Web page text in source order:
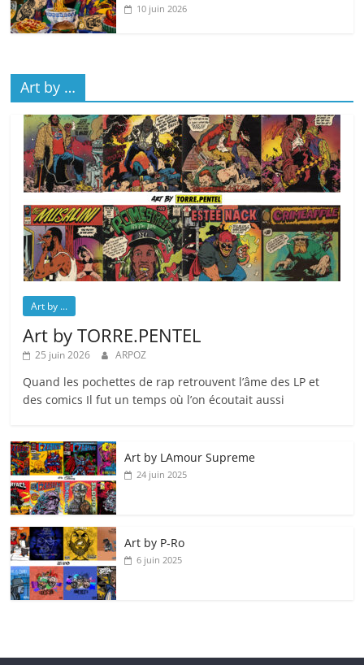
10 juin 2026
Art by …
Art by ...
Art by TORRE.PENTEL
25 juin 2026 ARPOZ
Quand les pochettes de rap retrouvent l’âme des LP et
des comics Il fut un temps où l’on écoutait aussi
Art by LAmour Supreme
24 juin 2025
Art by P‑Ro
6 juin 2025